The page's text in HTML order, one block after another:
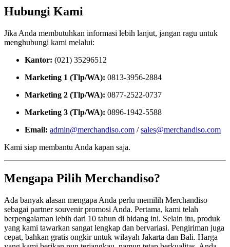
Hubungi Kami
Jika Anda membutuhkan informasi lebih lanjut, jangan ragu untuk
menghubungi kami melalui:
Kantor: (021) 35296512
Marketing 1 (Tlp/WA): 0813-3956-2884
Marketing 2 (Tlp/WA): 0877-2522-0737
Marketing 3 (Tlp/WA): 0896-1942-5588
Email: admin@merchandiso.com /sales@merchandiso.com
Kami siap membantu Anda kapan saja.
Mengapa Pilih Merchandiso?
Ada banyak alasan mengapa Anda perlu memilih Merchandiso
sebagai partner souvenir promosi Anda. Pertama, kami telah
berpengalaman lebih dari 10 tahun di bidang ini. Selain itu, produk
yang kami tawarkan sangat lengkap dan bervariasi. Pengiriman juga
cepat, bahkan gratis ongkir untuk wilayah Jakarta dan Bali. Harga